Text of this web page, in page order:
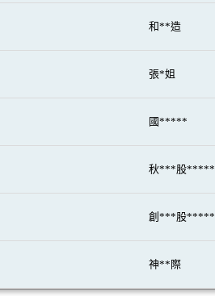
和**造
張*姐
國*****
秋***股*****
創***股*****
神**際